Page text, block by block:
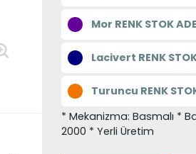
Mor RENK STOK
Lacivert RENK
Turuncu RENK
* Mekanizma: Basmalı *
2000 * Yerli Üretim